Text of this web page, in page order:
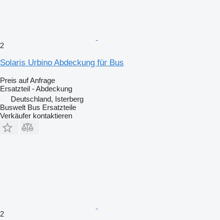
2
Solaris Urbino Abdeckung für Bus
Preis auf Anfrage
Ersatzteil - Abdeckung
Deutschland, Isterberg
Buswelt Bus Ersatzteile
Verkäufer kontaktieren
2